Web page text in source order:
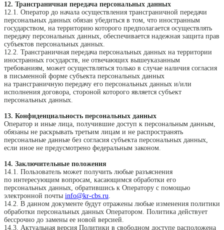
12. Трансграничная передача персональных данных
12.1. Оператор до начала осуществления трансграничной передачи
персональных данных обязан убедиться в том, что иностранным
государством, на территорию которого предполагается осуществлять
передачу персональных данных, обеспечивается надежная защита прав
субъектов персональных данных.
12.2. Трансграничная передача персональных данных на территории
иностранных государств, не отвечающих вышеуказанным
требованиям, может осуществляться только в случае наличия согласия
в письменной форме субъекта персональных данных
на трансграничную передачу его персональных данных и/или
исполнения договора, стороной которого является субъект
персональных данных.
13. Конфиденциальность персональных данных
Оператор и иные лица, получившие доступ к персональным данным,
обязаны не раскрывать третьим лицам и не распространять
персональные данные без согласия субъекта персональных данных,
если иное не предусмотрено федеральным законом.
14. Заключительные положения
14.1. Пользователь может получить любые разъяснения
по интересующим вопросам, касающимся обработки его
персональных данных, обратившись к Оператору с помощью
электронной почты info@kr-cbs.ru.
14.2. В данном документе будут отражены любые изменения политики
обработки персональных данных Оператором. Политика действует
бессрочно до замены ее новой версией.
14.3. Актуальная версия Политики в свободном доступе расположена